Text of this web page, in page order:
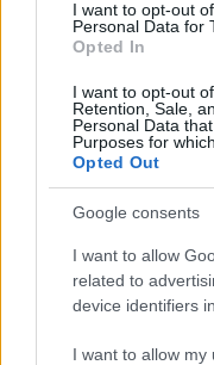
I want to opt-out
Personal Data for
Opted In
I want to opt-out
Retention, Sale,
Personal Data
Purposes for
Opted Out
Google consents
I want to allow
related to
device identifiers
I want to allow
Történelmi táj,
megújul a tatai
műemlékek, köztük a
Várkanyarban álló
Új